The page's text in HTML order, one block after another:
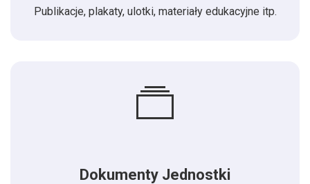
Publikacje, plakaty, ulotki, materiały edukacyjne itp.
Dokumenty Jednostki